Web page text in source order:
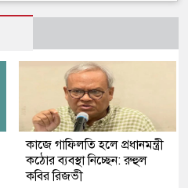
কাজে গাফিলতি হলে প্রধানমন্ত্রী
কঠোর ব্যবস্থা নিচ্ছেন: রুহুল
কবির রিজভী